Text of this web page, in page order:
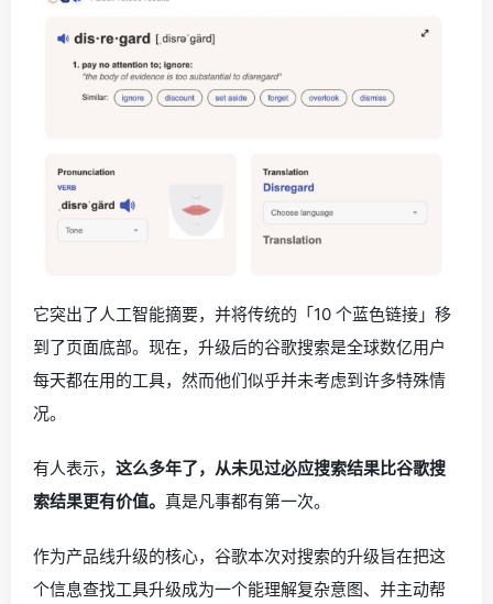
它突出了人工智能摘要，并将传统的「10 个蓝色链接」移
到了页面底部。现在，升级后的谷歌搜索是全球数亿用户
每天都在用的工具，然而他们似乎并未考虑到许多特殊情
况。
有人表示， 这么多年了，从未见过必应搜索结果比谷歌搜
索结果更有价值。 真是凡事都有第一次。
作为产品线升级的核心，谷歌本次对搜索的升级旨在把这
个信息查找工具升级成为一个能理解复杂意图、并主动帮